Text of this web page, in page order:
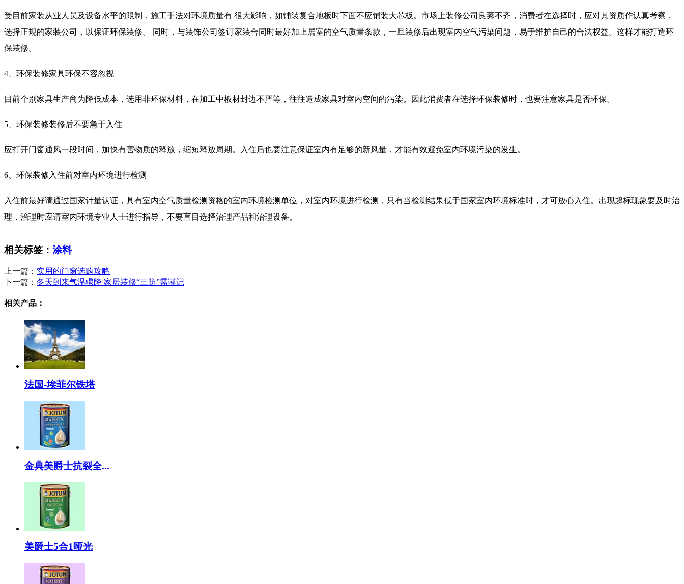
受目前家装从业人员及设备水平的限制，施工手法对环境质量有 很大影响，如铺装复合地板时下面不应铺装大芯板。市场上装修公司良莠不齐，消费者在选择时，应对其资质作认真考察，
选择正规的家装公司，以保证环保装修。 同时，与装饰公司签订家装合同时最好加上居室的空气质量条款，一旦装修后出现室内空气污染问题，易于维护自己的合法权益。这样才能打造环
保装修。
4、环保装修家具环保不容忽视
目前个别家具生产商为降低成本，选用非环保材料，在加工中板材封边不严等，往往造成家具对室内空间的污染。因此消费者在选择环保装修时，也要注意家具是否环保。
5、环保装修装修后不要急于入住
应打开门窗通风一段时间，加快有害物质的释放，缩短释放周期。入住后也要注意保证室内有足够的新风量，才能有效避免室内环境污染的发生。
6、环保装修入住前对室内环境进行检测
入住前最好请通过国家计量认证，具有室内空气质量检测资格的室内环境检测单位，对室内环境进行检测，只有当检测结果低于国家室内环境标准时，才可放心入住。出现超标现象要及时治
理，治理时应请室内环境专业人士进行指导，不要盲目选择治理产品和治理设备。
相关标签： 涂料
上一篇： 实用的门窗选购攻略
下一篇： 冬天到来气温骤降 家居装修“三防”需谨记
相关产品：
法国-埃菲尔铁塔
金典美爵士抗裂全...
美爵士5合1哑光